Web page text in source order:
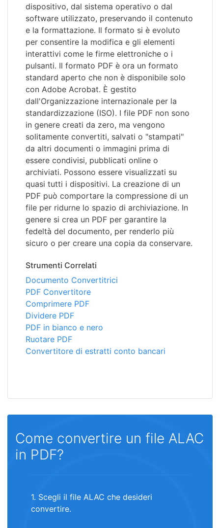
dispositivo, dal sistema operativo o dal
software utilizzato, preservando il contenuto
e la formattazione. Il formato si è evoluto
per consentire la modifica e gli elementi
interattivi come le firme elettroniche o i
pulsanti. Il formato PDF è ora un formato
standard aperto che non è disponibile solo
con Adobe Acrobat. È gestito
dall'Organizzazione internazionale per la
standardizzazione (ISO). I file PDF non sono
in genere creati da zero, ma vengono
solitamente convertiti, salvati o "stampati"
da altri documenti o immagini prima di
essere condivisi, pubblicati online o
archiviati. Possono essere visualizzati su
quasi tutti i dispositivi. La creazione di un
PDF può comportare la compressione di un
file per ridurne lo spazio di archiviazione. In
genere si crea un PDF per garantire la
fedeltà del documento, per renderlo più
sicuro o per creare una copia da conservare.
Strumenti Correlati
Documento Convertitrici
PDF Convertitore
Comprimere PDF
Dividere PDF
PDF in bianco e nero
Ruotare PDF
Convertitore di estratti conto bancari
Come convertire un file ALAC
in PDF?
1. Scegli il file ALAC che desideri
convertire.